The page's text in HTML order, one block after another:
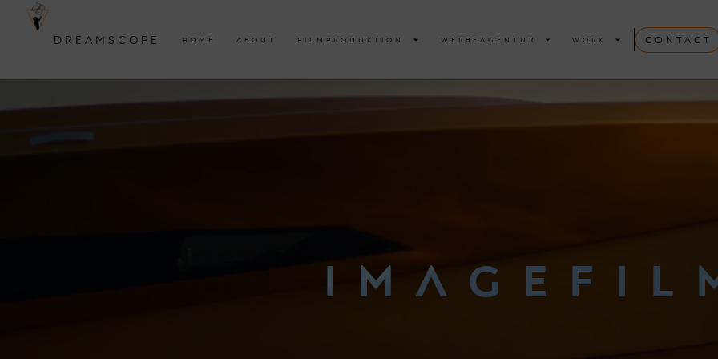
DREAMSCOPE HOME ABOUT FILMPRODUKTION WERBEAGENTUR WORK Contact